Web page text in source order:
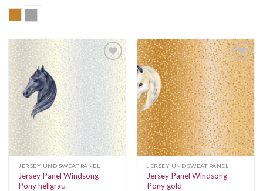
Auf die
Wunschliste
JERSEY UND SWEAT PANEL
Jersey Panel Windsong
Pony hellgrau
Auf die
Wunschliste
JERSEY UND SWEAT PANEL
Jersey Panel Windsong
Pony gold